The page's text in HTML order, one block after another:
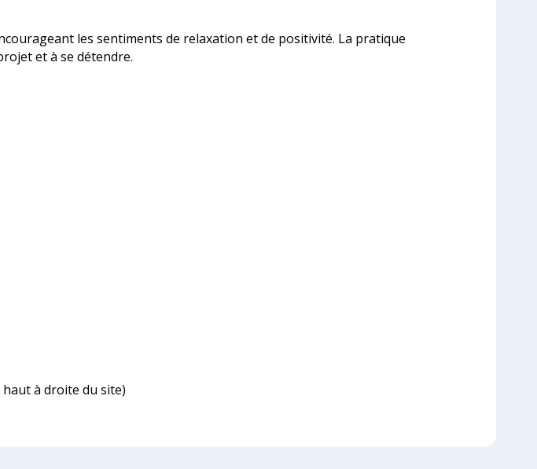
les sentiments de relaxation et de positivité. La pratique
et à se détendre.
à droite du site)